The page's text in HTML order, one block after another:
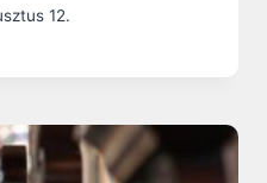
12.